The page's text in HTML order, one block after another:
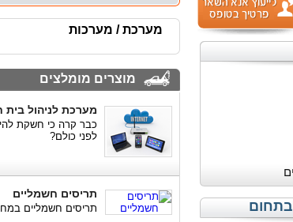
בתחום
מערכת / מערכות
מוצרים מומלצים
מערכת לניהול בית
כבר קרה כי חשקת
לפני כולם?
תריסים חשמליים
תריסים חשמליים